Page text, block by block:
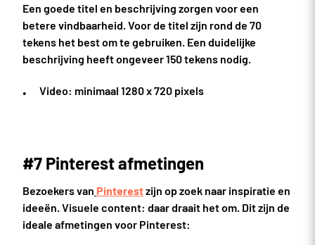
Een goede titel en beschrijving zorgen voor een
betere vindbaarheid. Voor de titel zijn rond de 70
tekens het best om te gebruiken. Een duidelijke
beschrijving heeft ongeveer 150 tekens nodig.
Video: minimaal 1280 x 720 pixels
#7 Pinterest afmetingen
Bezoekers van Pinterestzijn op zoek naar inspiratie en
ideeën. Visuele content: daar draait het om. Dit zijn de
ideale afmetingen voor Pinterest: